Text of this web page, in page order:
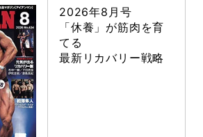
2026年8月号
「休養」が筋肉を育
てる
最新リカバリー戦略